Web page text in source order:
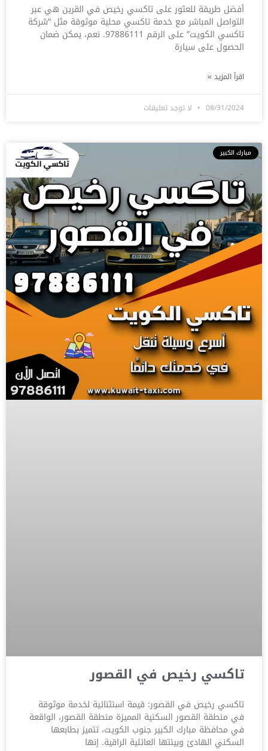
أفضل طريقة للعثور على تاكسي رخيص في القرين هي عبر
التواصل المباشر مع خدمة تاكسي محلية موثوقة مثل “شركة
تاكسي الكويت” على الرقم 97886111. نعم، يمكن ضمان
الحصول على سيارة
اقرأ المزيد »
08/31/2024 لا توجد تعليقات
مبارك الكبير
تاكسي رخيص في القصور
تاكسي رخيص في القصور: قيمة استثنائية لخدمة موثوقة
في منطقة القصور السكنية المميزة منطقة القصور، الواقعة
في محافظة مبارك الكبير جنوب الكويت، تتميز بطابعها
السكني الهادئ وبيئتها العائلية الراقية. إنها